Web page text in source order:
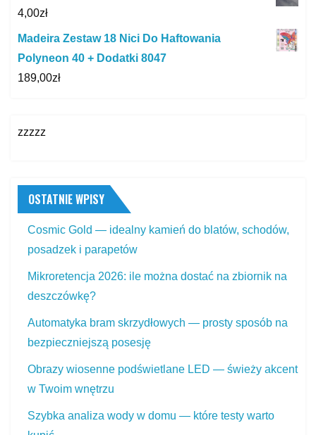
4,00zł
Madeira Zestaw 18 Nici Do Haftowania
Polyneon 40 + Dodatki 8047
189,00zł
zzzzz
OSTATNIE WPISY
Cosmic Gold — idealny kamień do blatów, schodów,
posadzek i parapetów
Mikroretencja 2026: ile można dostać na zbiornik na
deszczówkę?
Automatyka bram skrzydłowych — prosty sposób na
bezpieczniejszą posesję
Obrazy wiosenne podświetlane LED — świeży akcent
w Twoim wnętrzu
Szybka analiza wody w domu — które testy warto